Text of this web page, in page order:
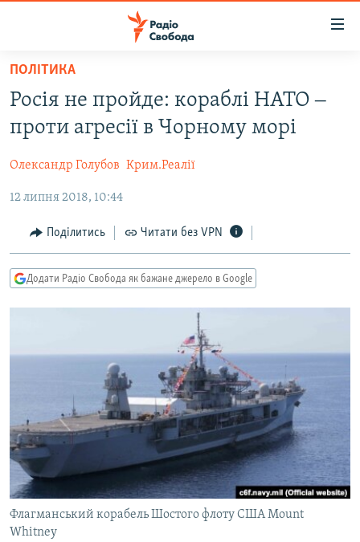
Перейти
основного
матеріалу
Перейти
до
навігації
Перейти
пошуку
СТАТТІ
ПОЛІТИКА
ЕКОНОМІКА
СУСПІЛЬСТВО
СПОРТ
ВІЙНА
РОСІЙСЬКА «ФІЛЬТРАЦІЯ»
ДОНБАС.РЕАЛІЇ
КРИМ.РЕАЛІЇ
ТИ ЯК?
СПЕЦПРОЄКТИ
ПОДКАСТИ
РУС
ПОЛІТИКА
Росія не пройде: кораблі НАТО ‒
проти агресії в Чорному морі
Олександр Голубов Крим.Реалії
12 липня 2018, 10:44
Поділитись Читати без VPN
Додати Радіо Свобода як бажане джерело в Google
Флагманський корабель Шостого флоту США Mount
Whitney